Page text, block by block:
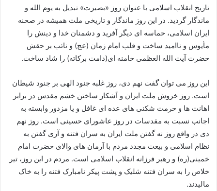
تاریخ انقلاب اسلامی با عنوان روز «بصیرت» تبدیل به یوم الله و
ماندگار گردید. در این روز ماندگار و تاریخی ملت همیشه در صحنه
ایران اسلامی، حماسه ای دیگر آفرید و دشمنان خدا و دینش را
مأیوس و ناامید ساخت و قلب امام زمان (عج) و نائب بر حقش
حضرت آیت الله العظمی خامنه ای(دامت برکاته) را شاد ساخت.
این روز می توان گفت نهم دی، روز غلبه جنود الهی بر جنود شیطان
است. روز خروش ملت ایران و آشکار ساختن خشم مقدس در برابر
اهانت ها و حرمت شکنی های عده ای غافل و یا مزدور وابسته به
اجانب نسبت به مقدسات در روز عاشورای حسینی است. روز نهم
دی در واقع روز نه گفتن ملت ایران به سران فتنه و آری گفتن به
نظام اسلامی و بیعت مجدد مردم با آرمان های والای حضرت امام
خمینی(ره) و رهبر فرزانه انقلاب اسلامی است. مردم در این روز، تیر
خلاص را به سران فتنه شلیک و پشت پیکر نامبارک فتنه را به خاک
مالیدند.